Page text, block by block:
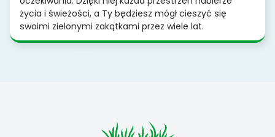
życia i świeżości, a Ty będziesz mógł cieszyć się
swoimi zielonymi zakątkami przez wiele lat.